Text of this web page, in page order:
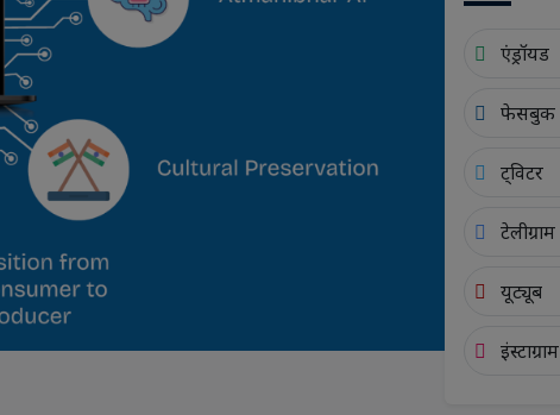
एंड्रॉयड
फेसबुक
ट्विटर
टेलीग्राम
यूट्यूब
इंस्टाग्राम